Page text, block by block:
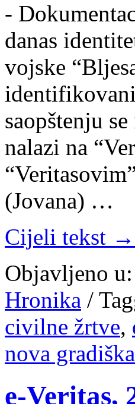
-
danas
vojske
saopštenju
nalazi na
(Jovana) …
Cijeli tekst →
Objavljeno u:
Hronika /
civilne žrtve,
nova gradiška
e-Veritas,